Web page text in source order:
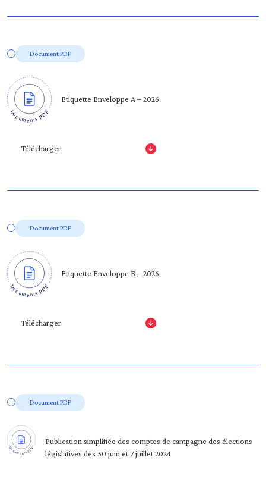
Document PDF
Etiquette Enveloppe A – 2026
Télécharger
Document PDF
Etiquette Enveloppe B – 2026
Télécharger
Document PDF
Publication simplifiée des comptes de campagne des élections
législatives des 30 juin et 7 juillet 2024